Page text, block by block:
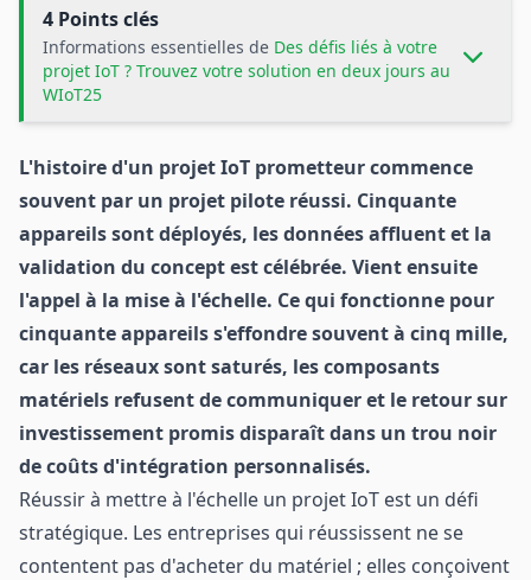
4 Points clés
Informations essentielles de Des défis liés à votre
projet IoT ? Trouvez votre solution en deux jours au
WIoT25
L'histoire d'un projet IoT prometteur commence
souvent par un projet pilote réussi. Cinquante
appareils sont déployés, les données affluent et la
validation du concept est célébrée. Vient ensuite
l'appel à la mise à l'échelle. Ce qui fonctionne pour
cinquante appareils s'effondre souvent à cinq mille,
car les réseaux sont saturés, les composants
matériels refusent de communiquer et le retour sur
investissement promis disparaît dans un trou noir
de coûts d'intégration personnalisés.
Réussir à mettre à l'échelle un projet IoT est un défi
stratégique. Les entreprises qui réussissent ne se
contentent pas d'acheter du matériel ; elles conçoivent